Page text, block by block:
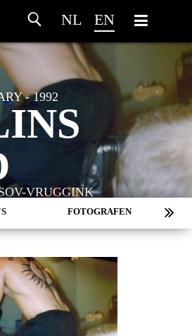
NL EN
- 1992
VRUGGINK
FOTOGRAFEN
MARC DE KROSSE
PEER
MISCHA VEENEMA
JEROEN DEKKER
BOB DE VRIES